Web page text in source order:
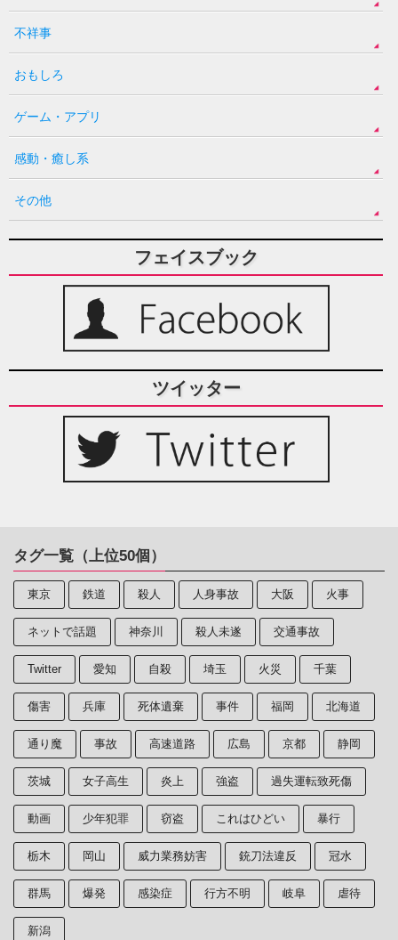
不祥事
おもしろ
ゲーム・アプリ
感動・癒し系
その他
フェイスブック
ツイッター
タグ一覧（上位50個）
東京 鉄道 殺人 人身事故 大阪 火事
ネットで話題 神奈川 殺人未遂 交通事故
Twitter 愛知 自殺 埼玉 火災 千葉
傷害 兵庫 死体遺棄 事件 福岡 北海道
通り魔 事故 高速道路 広島 京都 静岡
茨城 女子高生 炎上 強盗 過失運転致死傷
動画 少年犯罪 窃盗 これはひどい 暴行
栃木 岡山 威力業務妨害 銃刀法違反 冠水
群馬 爆発 感染症 行方不明 岐阜 虐待
新潟